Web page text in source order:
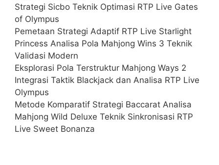
Strategi Sicbo Teknik Optimasi RTP Live Gates
of Olympus
Pemetaan Strategi Adaptif RTP Live Starlight
Princess Analisa Pola Mahjong Wins 3 Teknik
Validasi Modern
Eksplorasi Pola Terstruktur Mahjong Ways 2
Integrasi Taktik Blackjack dan Analisa RTP Live
Olympus
Metode Komparatif Strategi Baccarat Analisa
Mahjong Wild Deluxe Teknik Sinkronisasi RTP
Live Sweet Bonanza